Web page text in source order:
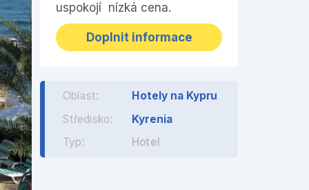
uspokojí nízká cena.
Doplnit informace
Oblast: Hotely na Kypru
Středisko:
Kyrenia
Typ:
Hotel